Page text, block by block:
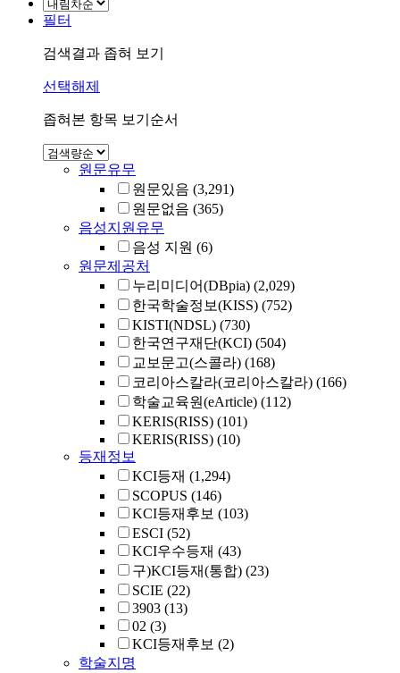
필터
검색결과 좁혀 보기
선택해제
좁혀본 항목 보기순서
원문유무
원문있음 (3,291)
원문없음 (365)
음성지원유무
음성 지원 (6)
원문제공처
누리미디어(DBpia) (2,029)
한국학술정보(KISS) (752)
KISTI(NDSL) (730)
한국연구재단(KCI) (504)
교보문고(스콜라) (168)
코리아스칼라(코리아스칼라) (166)
학술교육원(eArticle) (112)
KERIS(RISS) (101)
KERIS(RISS) (10)
등재정보
KCI등재 (1,294)
SCOPUS (146)
KCI등재후보 (103)
ESCI (52)
KCI우수등재 (43)
구)KCI등재(통합) (23)
SCIE (22)
3903 (13)
02 (3)
KCI등재후보 (2)
학술지명